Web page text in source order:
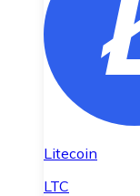
Litecoin
LTC